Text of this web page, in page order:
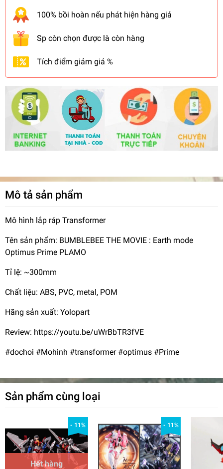
100% bồi hoàn nếu phát hiện hàng giả
Sp còn chọn được là còn hàng
Tích điểm giảm giá %
Mô tả sản phẩm
Mô hình lắp ráp Transformer
Tên sản phẩm: BUMBLEBEE THE MOVIE : Earth mode
Optimus Prime PLAMO
Tỉ lệ: ~300mm
Chất liệu: ABS, PVC, metal, POM
Hãng sản xuất: Yolopart
Review: https://youtu.be/uWrBbTR3fVE
#dochoi #Mohinh #transformer #optimus #Prime
Sản phẩm cùng loại
- 11%
Hết hàng
- 11%